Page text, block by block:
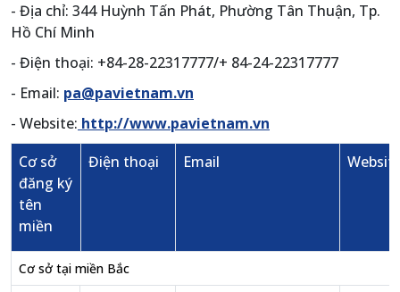
- Địa chỉ: 344 Huỳnh Tấn Phát, Phường Tân Thuận, Tp.
Hồ Chí Minh
- Điện thoại: +84-28-22317777/+ 84-24-22317777
- Email: pa@pavietnam.vn
- Website: http://www.pavietnam.vn
Cơ sở
đăng ký
tên
miền
Điện thoại Email
Cơ sở tại miền Bắc